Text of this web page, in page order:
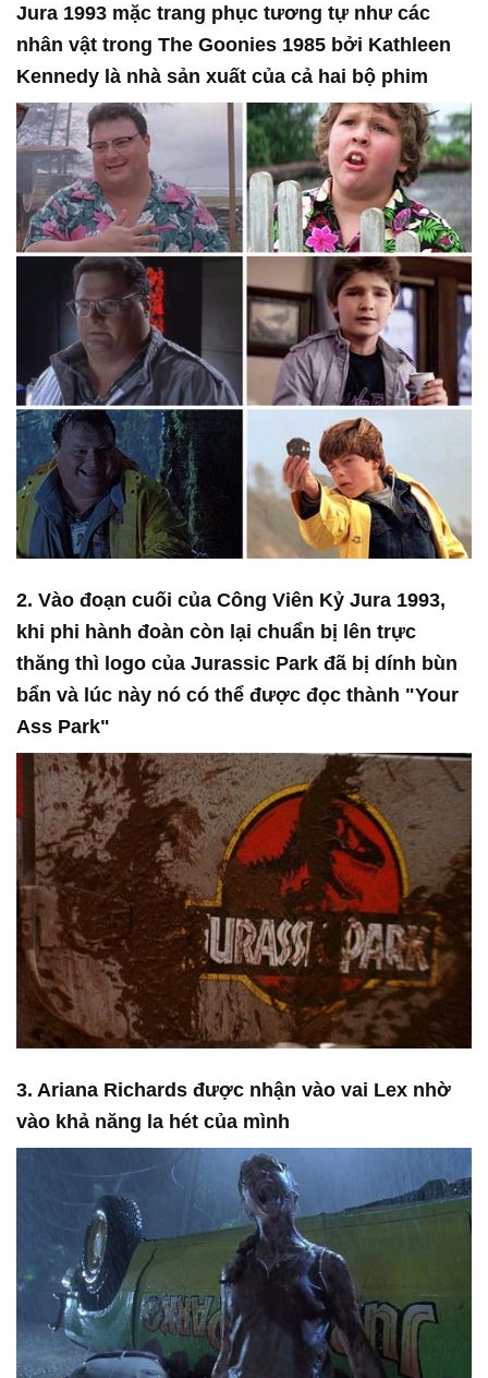
Jura 1993 mặc trang phục tương tự như các
nhân vật trong The Goonies 1985 bởi Kathleen
Kennedy là nhà sản xuất của cả hai bộ phim
2. Vào đoạn cuối của Công Viên Kỷ Jura 1993,
khi phi hành đoàn còn lại chuẩn bị lên trực
thăng thì logo của Jurassic Park đã bị dính bùn
bẩn và lúc này nó có thể được đọc thành "Your
Ass Park"
3. Ariana Richards được nhận vào vai Lex nhờ
vào khả năng la hét của mình